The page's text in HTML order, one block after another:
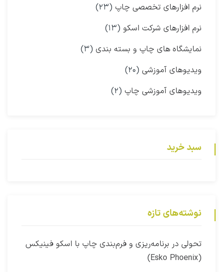
نرم افزارهای تخصصی چاپ (۲۳)
نرم افزارهای شرکت اسکو (۱۳)
نمایشگاه‌ های چاپ و بسته بندی (۳)
ویدیوهای آموزشی (۲۰)
ویدیوهای آموزشی چاپ (۲)
سبد خرید
نوشته‌های تازه
‫تحولی در برنامه‌ریزی و فرم‌بندی چاپ با اسکو فینیکس
(Esko Phoenix)